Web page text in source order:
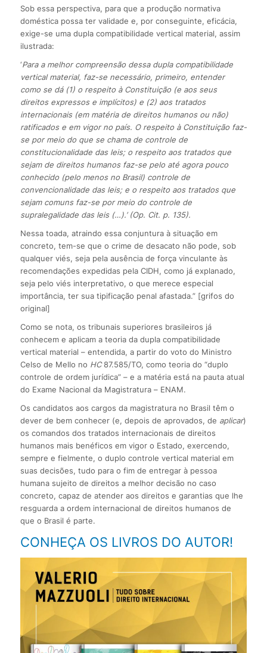
Sob essa perspectiva, para que a produção normativa
doméstica possa ter validade e, por conseguinte, eficácia,
exige-se uma dupla compatibilidade vertical material, assim
ilustrada:
‘Para a melhor compreensão dessa dupla compatibilidade
vertical material, faz-se necessário, primeiro, entender
como se dá (1) o respeito à Constituição (e aos seus
direitos expressos e implícitos) e (2) aos tratados
internacionais (em matéria de direitos humanos ou não)
ratificados e em vigor no país. O respeito à Constituição faz-
se por meio do que se chama de controle de
constitucionalidade das leis; o respeito aos tratados que
sejam de direitos humanos faz-se pelo até agora pouco
conhecido (pelo menos no Brasil) controle de
convencionalidade das leis; e o respeito aos tratados que
sejam comuns faz-se por meio do controle de
supralegalidade das leis (…).’ (Op. Cit. p. 135).
Nessa toada, atraindo essa conjuntura à situação em
concreto, tem-se que o crime de desacato não pode, sob
qualquer viés, seja pela ausência de força vinculante às
recomendações expedidas pela CIDH, como já explanado,
seja pelo viés interpretativo, o que merece especial
importância, ter sua tipificação penal afastada.” [grifos do
original]
Como se nota, os tribunais superiores brasileiros já
conhecem e aplicam a teoria da dupla compatibilidade
vertical material – entendida, a partir do voto do Ministro
Celso de Mello no HC87.585/TO, como teoria do “duplo
controle de ordem jurídica” – e a matéria está na pauta atual
do Exame Nacional da Magistratura – ENAM.
Os candidatos aos cargos da magistratura no Brasil têm o
dever de bem conhecer (e, depois de aprovados, de aplicar)
os comandos dos tratados internacionais de direitos
humanos mais benéficos em vigor o Estado, exercendo,
sempre e fielmente, o duplo controle vertical material em
suas decisões, tudo para o fim de entregar à pessoa
humana sujeito de direitos a melhor decisão no caso
concreto, capaz de atender aos direitos e garantias que lhe
resguarda a ordem internacional de direitos humanos de
que o Brasil é parte.
CONHEÇA OS LIVROS DO AUTOR!